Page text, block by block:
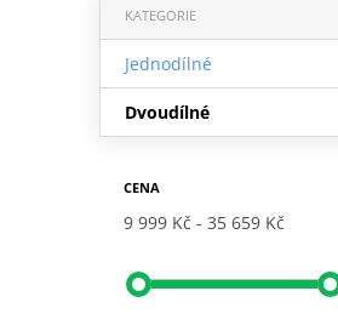
KATEGORIE
Jednodílné
Dvoudílné
CENA
9 999 Kč 35 659 Kč